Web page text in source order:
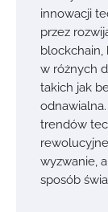
innowacji
przez
blockchain,
w różnych
takich jak
trendów
wyzwanie,
sposób